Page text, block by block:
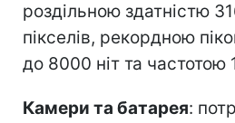
роздільною здатністю
пікселів, рекордною
до 8000 ніт та частотою
Камери та батарея: